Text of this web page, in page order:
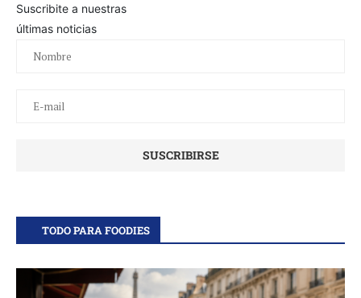
Suscribite a nuestras
últimas noticias
TODO PARA FOODIES